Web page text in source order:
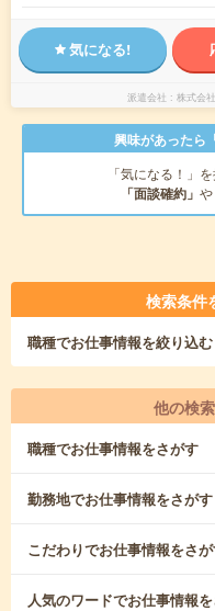
気になる!
派遣会社 株式会
興味があったら
「気になる！」
「面談確約」 や
検索条件
職種でお仕事情報を絞り込む
他の検
職種でお仕事情報をさがす
勤務地でお仕事情報をさがす
こだわりでお仕事情報をさ
人気のワードでお仕事情報